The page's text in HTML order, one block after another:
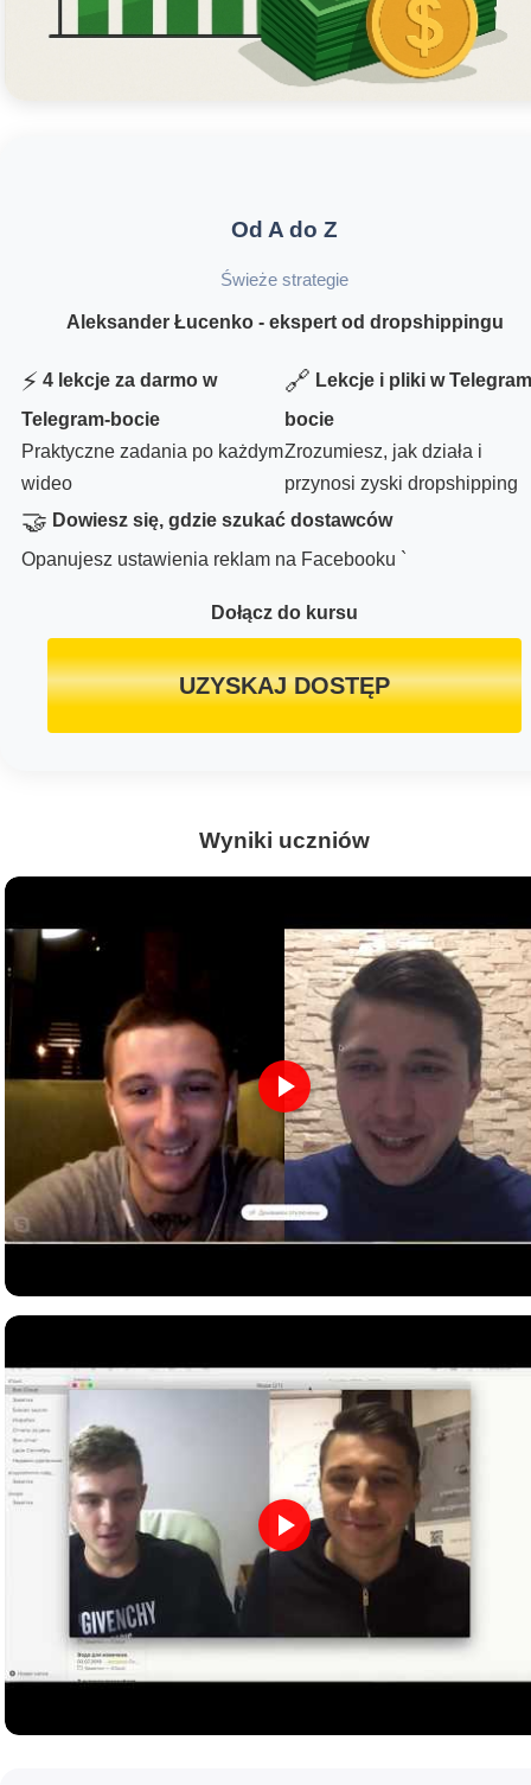
Od A do Z
Świeże strategie
Aleksander Łucenko - ekspert od dropshippingu
⚡ 4 lekcje za darmo w
Telegram-bocie
Praktyczne zadania po każdym
wideo
🔗 Lekcje i pliki w
bocie
Zrozumiesz, jak działa i
przynosi zyski dropshipping
🤝 Dowiesz się, gdzie szukać dostawców
Opanujesz ustawienia reklam na Facebooku `
Dołącz do kursu
UZYSKAJ DOSTĘP
Wyniki uczniów